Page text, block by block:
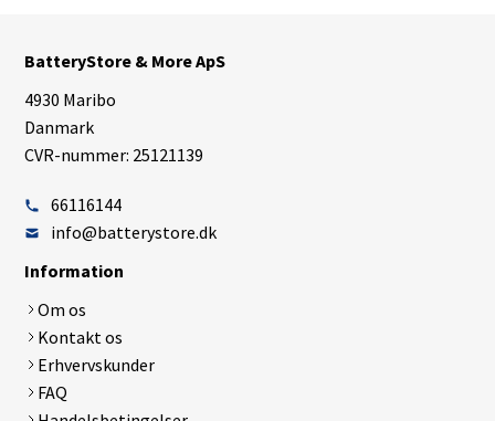
BatteryStore & More ApS
4930 Maribo
Danmark
CVR-nummer: 25121139
66116144
info@batterystore.dk
Information
Om os
Kontakt os
Erhvervskunder
FAQ